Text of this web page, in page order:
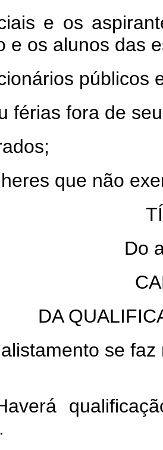
e os
e os alunos das
públicos
férias fora de
que não
Do
DA
se